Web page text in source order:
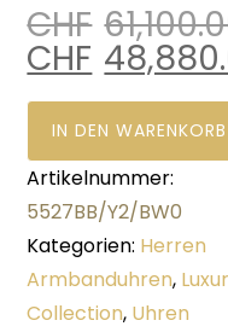
CHF
CHF
IN DEN WARENKORB
Artikelnummer:
5527BB/Y2/BW0
Kategorien: Herren
Armbanduhren,
Collection, Uhren